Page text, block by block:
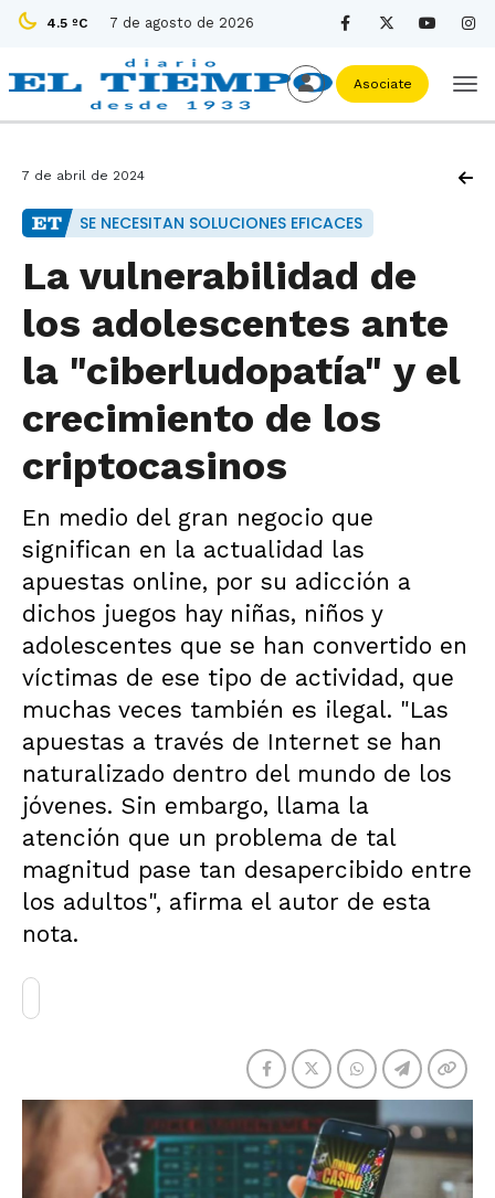
4.5 ºC 7 de agosto de 2026
Asociate
7 de abril de 2024
SE NECESITAN SOLUCIONES EFICACES
La vulnerabilidad de
los adolescentes ante
la "ciberludopatía" y el
crecimiento de los
criptocasinos
En medio del gran negocio que
significan en la actualidad las
apuestas online, por su adicción a
dichos juegos hay niñas, niños y
adolescentes que se han convertido en
víctimas de ese tipo de actividad, que
muchas veces también es ilegal. "Las
apuestas a través de Internet se han
naturalizado dentro del mundo de los
jóvenes. Sin embargo, llama la
atención que un problema de tal
magnitud pase tan desapercibido entre
los adultos", afirma el autor de esta
nota.